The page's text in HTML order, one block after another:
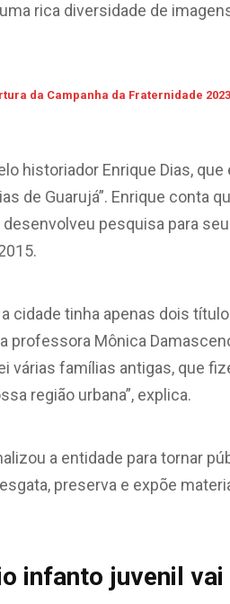
rica diversidade de
da Campanha da Fraternidade
historiador Enrique Dias,
de Guarujá”. Enrique conta
pesquisa para
cidade tinha apenas dois
professora Mônica
várias famílias antigas, que
região urbana”, explica.
a entidade para tornar
preserva e expõe
infanto juvenil